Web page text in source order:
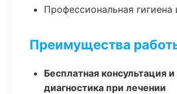
Профессиональная
Преимущества
Бесплатная консультация и
диагностика при лечении